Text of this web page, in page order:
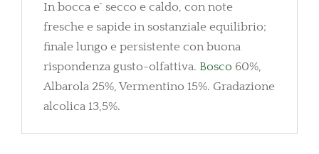
In bocca e` secco e caldo, con note
fresche e sapide in sostanziale equilibrio;
finale lungo e persistente con buona
rispondenza gusto-olfattiva. Bosco 60%,
Albarola 25%, Vermentino 15%. Gradazione
alcolica 13,5%.